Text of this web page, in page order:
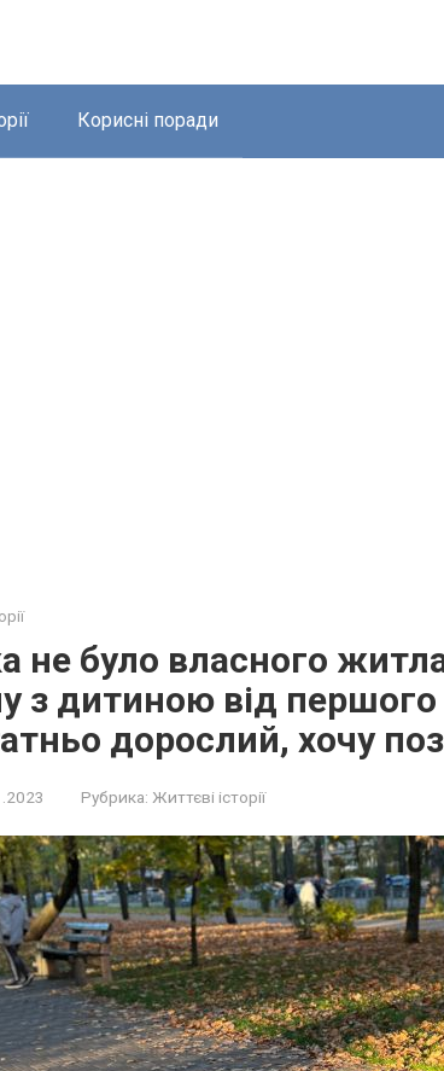
Корисні поради
не було власного
з дитиною від
дорослий, хочу
Рубрика: Життєві історії